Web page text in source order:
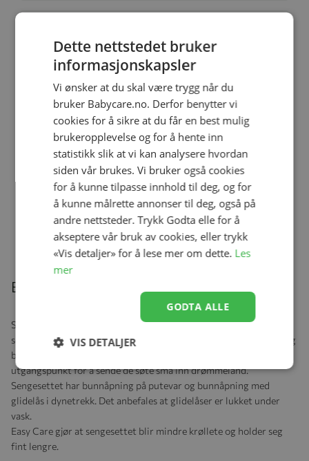
Edition
kr 369,00kr 229,00
Ullbody, Helledussen, Deep Oak
kr 279,00kr 167,40
Ullongs, Helledussen, Navy
kr 279,00 kr 167,40
Beskrivelse
Superfint sengesett i økologisk bomull. En leken verden i toner
som skaper en naturlig ro. Ekstra fine bomullstråder føles myke og
behagelige mot huden, og sammen gir det et perfekt
utgangspunkt for å sende de søte små inn drømmeland.
Sengesettet har bunnåpning på putevar og bunnåpning med
glidelås i dynetrekk. Det anbefales at glidelåser er lukket under
vask.
Easy Care gjør at sengesettet blir mindre krøllete og holder seg
fint lengre.
Dette nettstedet bruker
informasjonskapsler
Vi ønsker at du skal være trygg når du
bruker Babycare.no. Derfor benytter vi
cookies for å sikre at du får en best mulig
brukeropplevelse og for å hente inn
statistikk slik at vi kan analysere hvordan
siden vår brukes. Vi bruker også cookies
for å kunne tilpasse innhold til deg, og for
å kunne målrette annonser til deg, også på
andre nettsteder. Trykk Godta elle for å
akseptere vår bruk av cookies, eller trykk
«Vis detaljer» for å lese mer om dette. Les
mer
GODTA ALLE
VIS DETALJER